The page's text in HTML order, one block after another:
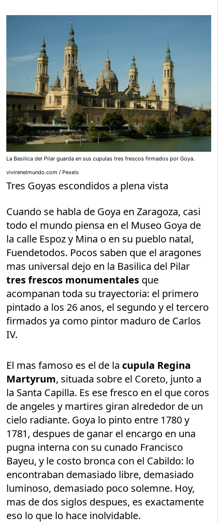
La Basilica del Pilar guarda en sus cupulas tres frescos firmados por Goya.
vivirenelmundo.com / Pexels
Tres Goyas escondidos a plena vista
Cuando se habla de Goya en Zaragoza, casi
todo el mundo piensa en el Museo Goya de
la calle Espoz y Mina o en su pueblo natal,
Fuendetodos. Pocos saben que el aragones
mas universal dejo en la Basilica del Pilar
tres frescos monumentales que
acompanan toda su trayectoria: el primero
pintado a los 26 anos, el segundo y el tercero
firmados ya como pintor maduro de Carlos
IV.
El mas famoso es el de la cupula Regina
Martyrum, situada sobre el Coreto, junto a
la Santa Capilla. Es ese fresco en el que coros
de angeles y martires giran alrededor de un
cielo radiante. Goya lo pinto entre 1780 y
1781, despues de ganar el encargo en una
pugna interna con su cunado Francisco
Bayeu, y le costo bronca con el Cabildo: lo
encontraban demasiado libre, demasiado
luminoso, demasiado poco solemne. Hoy,
mas de dos siglos despues, es exactamente
eso lo que lo hace inolvidable.